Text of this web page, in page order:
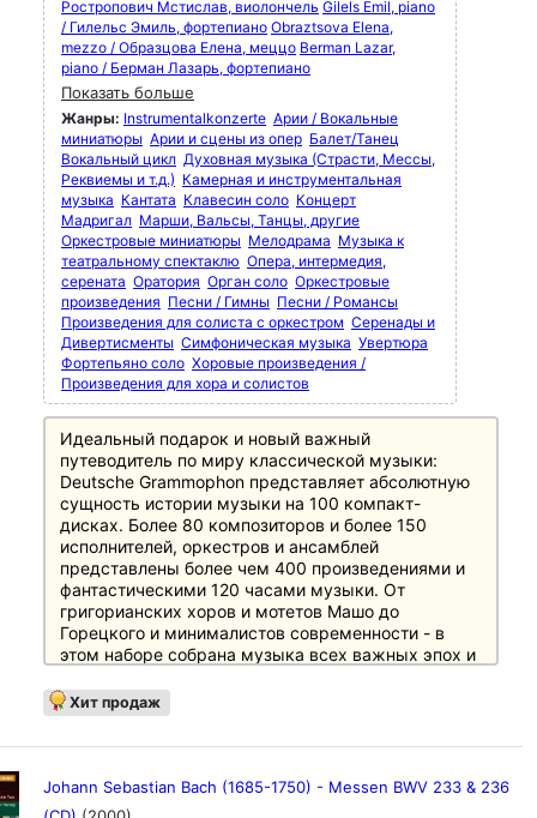
благородством и умной общей драматургией"
(BWV 248)
Ростропович Мстислав, виолончель Gilels Emil, piano
/ Гилельс Эмиль, фортепиано Obraztsova Elena,
mezzo / Образцова Елена, меццо Berman Lazar,
piano / Берман Лазарь, фортепиано
Показать больше
Жанры: Instrumentalkonzerte Арии / Вокальные
миниатюры Арии и сцены из опер Балет/Танец
Вокальный цикл Духовная музыка (Страсти, Мессы,
Реквиемы и т.д.) Камерная и инструментальная
музыка Кантата Клавесин соло Концерт
Мадригал Марши, Вальсы, Танцы, другие
Оркестровые миниатюры Мелодрама Музыка к
театральному спектаклю Опера, интермедия,
серената Оратория Орган соло Оркестровые
произведения Песни / Гимны Песни / Романсы
Произведения для солиста с оркестром Серенады и
Дивертисменты Симфоническая музыка Увертюра
Фортепьяно соло Хоровые произведения /
Произведения для хора и солистов
Идеальный подарок и новый важный
путеводитель по миру классической музыки:
Deutsche Grammophon представляет абсолютную
сущность истории музыки на 100 компакт-
дисках. Более 80 композиторов и более 150
исполнителей, оркестров и ансамблей
представлены более чем 400 произведениями и
фантастическими 120 часами музыки. От
григорианских хоров и мотетов Машо до
Горецкого и минималистов современности - в
этом наборе собрана музыка всех важных эпох и
музыки и культуры. Особое внимание уделено
основному репертуару с великими классиками и
Источником информации служит 250-страничный
полноцветный буклет с новым эссе британского
Хит продаж
Johann Sebastian Bach (1685-1750) - Messen BWV 233 & 236